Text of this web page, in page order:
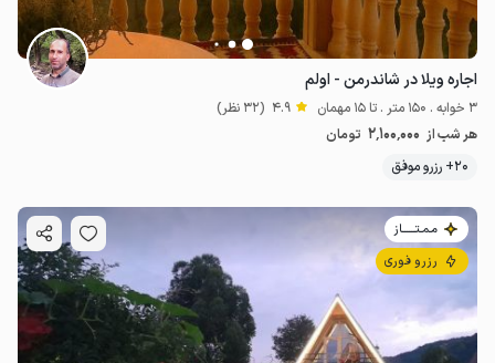
840٬000 5
اجاره ویلا در شاندرمن - اولم
3 خوابه . 150 متر . تا 15 مهمان 4.9 (32 نظر)
هر شب از 2٬100٬000 تومان
20+ رزرو موفق
مـمـتــــــاز
رزرو فوری